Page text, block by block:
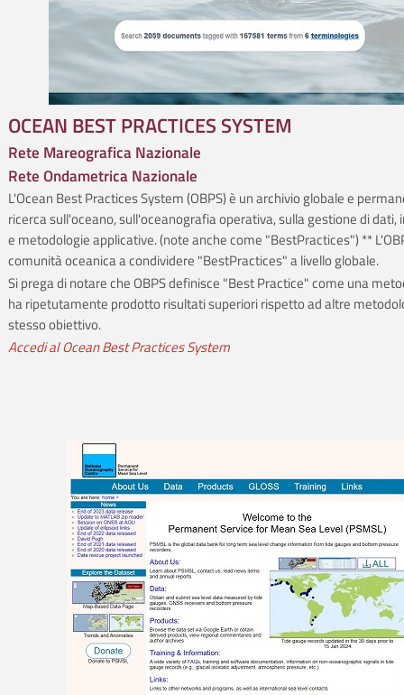
OCEAN BEST PRACTICES SYSTEM
Rete Mareografica Nazionale
Rete Ondametrica Nazionale
L'Ocean Best Practices System (OBPS) è un archivio globale e
ricerca sull'oceano, sull'oceanografia operativa, sulla gestione di dati,
e metodologie applicative. (note anche come "BestPractices") **
comunità oceanica a condividere "BestPractices" a livello globale.
Si prega di notare che OBPS definisce "Best Practice" come una
ha ripetutamente prodotto risultati superiori rispetto ad altre
stesso obiettivo.
Accedi al Ocean Best Practices System